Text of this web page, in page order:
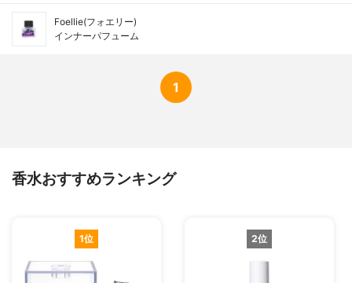
Foellie(フォエリー)
インナーパフューム
1
香水おすすめランキング
1位 2位